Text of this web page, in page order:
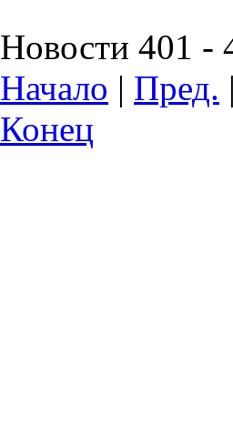
Новости 401 -
Начало | Пред. |
Конец